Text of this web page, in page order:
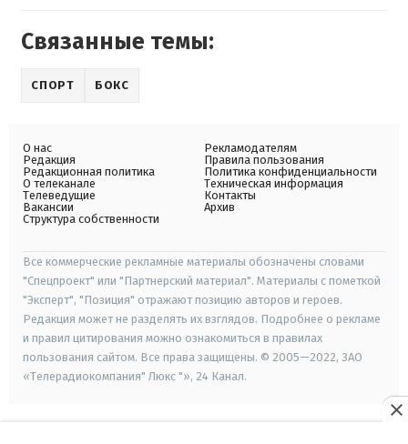
Связанные темы:
СПОРТ БОКС
О нас
Редакция
Редакционная политика
О телеканале
Телеведущие
Вакансии
Структура собственности
Рекламодателям
Правила пользования
Политика конфиденциальности
Техническая информация
Контакты
Архив
Все коммерческие рекламные материалы обозначены словами
"Спецпроект" или "Партнерский материал". Материалы с пометкой
"Эксперт", "Позиция" отражают позицию авторов и героев.
Редакция может не разделять их взглядов. Подробнее о рекламе
и правил цитирования можно ознакомиться в правилах
пользования сайтом. Все права защищены. © 2005—2022, ЗАО
«Телерадиокомпания" Люкс "», 24 Канал.